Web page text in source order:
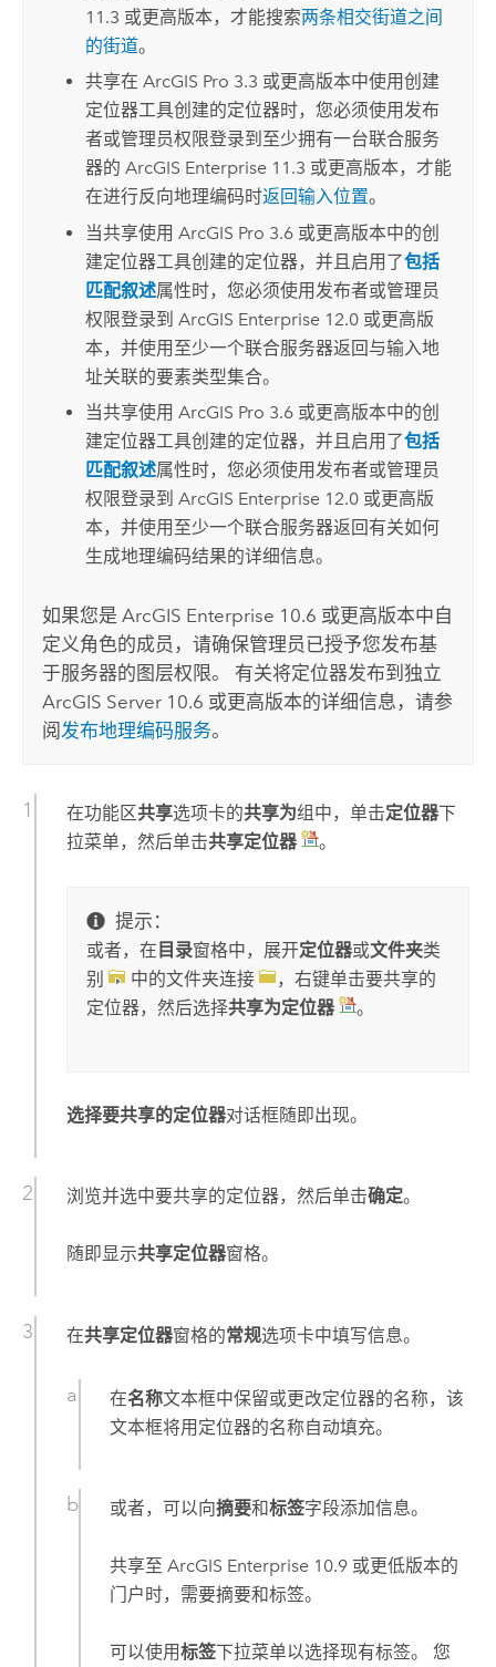
11.3 或更高版本，才能搜索两条相交街道之间
的街道。
共享在 ArcGIS Pro 3.3 或更高版本中使用创建
定位器工具创建的定位器时，您必须使用发布
者或管理员权限登录到至少拥有一台联合服务
器的 ArcGIS Enterprise11.3 或更高版本，才能
在进行反向地理编码时返回输入位置。
当共享使用 ArcGIS Pro 3.6或更高版本中的创
建定位器工具创建的定位器，并且启用了包括
匹配叙述属性时，您必须使用发布者或管理员
权限登录到 ArcGIS Enterprise12.0 或更高版
本，并使用至少一个联合服务器返回与输入地
址关联的要素类型集合。
当共享使用 ArcGIS Pro 3.6或更高版本中的创
建定位器工具创建的定位器，并且启用了包括
匹配叙述属性时，您必须使用发布者或管理员
权限登录到 ArcGIS Enterprise12.0 或更高版
本，并使用至少一个联合服务器返回有关如何
生成地理编码结果的详细信息。
如果您是ArcGIS Enterprise 10.6 或更高版本中自
定义角色的成员，请确保管理员已授予您发布基
于服务器的图层权限。 有关将定位器发布到独立
ArcGIS Server 10.6 或更高版本的详细信息，请参
阅发布地理编码服务。
在功能区共享选项卡的共享为组中，单击定位器下
拉菜单，然后单击共享定位器 。
提示：
或者，在 目录窗格中，展开定位器或文件夹类
别
中的文件夹连接
，右键单击要共享的
定位器，然后选择共享为定位器 。
选择要共享的定位器对话框随即出现。
浏览并选中要共享的定位器，然后单击确定。
随即显示共享定位器窗格。
在共享定位器窗格的常规选项卡中填写信息。
在名称文本框中保留或更改定位器的名称，该
文本框将用定位器的名称自动填充。
或者，可以向摘要和标签字段添加信息。
共享至ArcGIS Enterprise 10.9 或更低版本的
门户时，需要摘要和标签。
可以使用标签下拉菜单以选择现有标签。 您